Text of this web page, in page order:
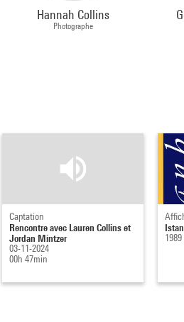
Hannah Collins
Photographe
Captation
Rencontre avec Lauren Collins et
Jordan Mintzer
03-11-2024
00h 47min
1989